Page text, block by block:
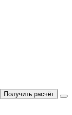
Получить расчёт